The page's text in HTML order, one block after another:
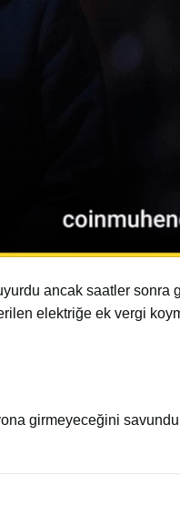
ancak saatler sonra
elektriğe ek vergi
girmeyeceğini